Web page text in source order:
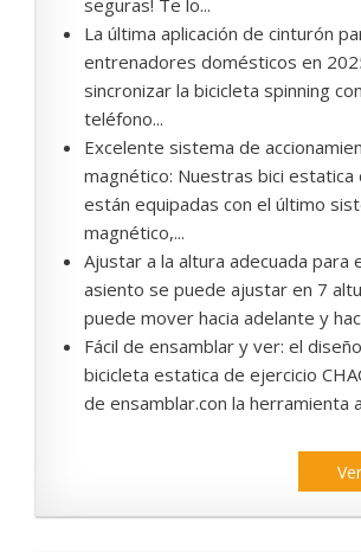
seguras! Te lo...
La última aplicación de cinturón
entrenadores domésticos en
sincronizar la bicicleta spinning
teléfono...
Excelente sistema de
magnético: Nuestras bici estatica
están equipadas con el último
magnético,...
Ajustar a la altura adecuada para
asiento se puede ajustar en 7
puede mover hacia adelante y
Fácil de ensamblar y ver: el
bicicleta estatica de ejercicio
de ensamblar.con la herramienta